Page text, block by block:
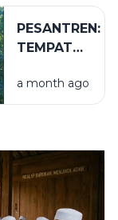
PESANTREN:
TEMPAT
YANG TAK
TERLIHAT
a month ago